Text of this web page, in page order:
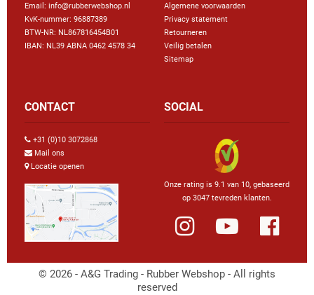
Email: info@rubberwebshop.nl
KvK-nummer: 96887389
BTW-NR: NL867816454B01
IBAN: NL39 ABNA 0462 4578 34
Algemene voorwaarden
Privacy statement
Retourneren
Veilig betalen
Sitemap
CONTACT
+31 (0)10 3072868
Mail ons
Locatie openen
SOCIAL
Onze rating is 9.1 van 10, gebaseerd
op 3047 tevreden klanten.
© 2026 - A&G Trading - Rubber Webshop - All rights
reserved